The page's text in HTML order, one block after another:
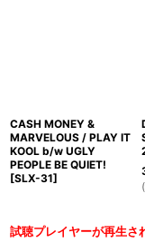
CASH MONEY &
MARVELOUS / PLAY IT
KOOL b/w UGLY
PEOPLE BE QUIET!
[SLX-31]
(
試聴プレイヤーが再生さ